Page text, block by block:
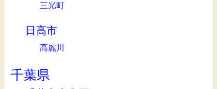
三光町
日高市
高麗川
千葉県